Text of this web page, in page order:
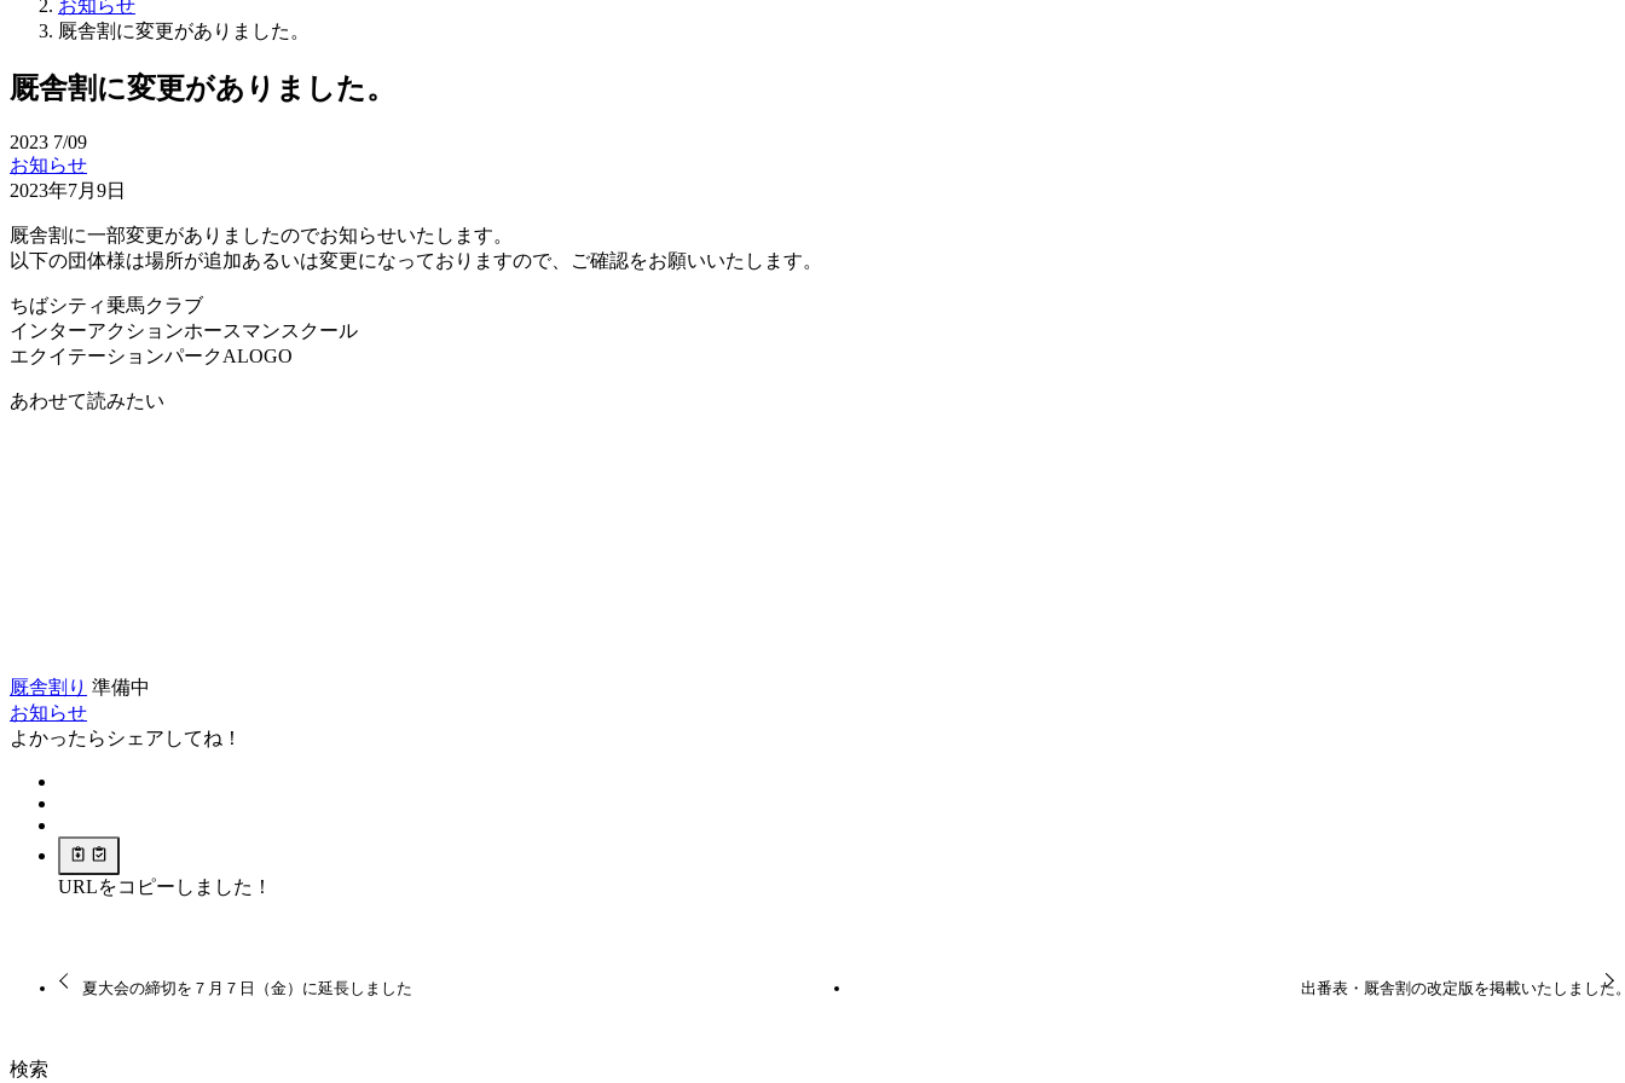
お知らせ
厩舎割に変更がありました。
厩舎割に変更がありました。
2023 7/09
お知らせ
2023年7月9日
厩舎割に一部変更がありましたのでお知らせいたします。
以下の団体様は場所が追加あるいは変更になっておりますので、ご確認をお願いいたします。
ちばシティ乗馬クラブ
インターアクションホースマンスクール
エクイテーションパークALOGO
あわせて読みたい
厩舎割り 準備中
お知らせ
よかったらシェアしてね！
URLをコピーしました！
夏大会の締切を７月７日（金）に延長しました 出番表・厩舎割の改定版を掲載いたしました
検索